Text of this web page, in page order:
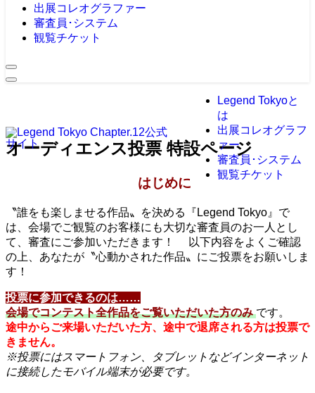
出展コレオグラファー
審査員･システム
観覧チケット
Legend Tokyoと
は
出展コレオグラフ
ァー
審査員･システム
観覧チケット
オーディエンス投票 特設ページ
はじめに
〝誰をも楽しませる作品〟を決める『Legend Tokyo』で
は、会場でご観覧のお客様にも大切な審査員のお一人とし
て、審査にご参加いただきます！ 以下内容をよくご確認
の上、あなたが〝心動かされた作品〟にご投票をお願いしま
す！
投票に参加できるのは……
会場でコンテスト全作品をご覧いただいた方のみ です。
途中からご来場いただいた方、途中で退席される方は投票で
きません。
※投票にはスマートフォン、タブレットなどインターネット
に接続したモバイル端末が必要です。